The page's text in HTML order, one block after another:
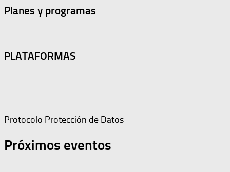
Planes y programas
PLATAFORMAS
Protocolo Protección de Datos
Próximos eventos